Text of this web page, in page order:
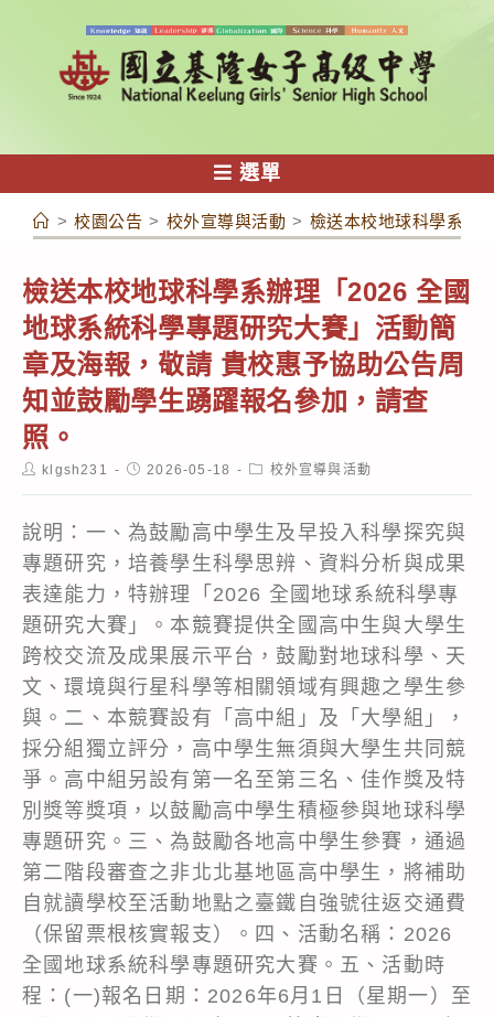
容
選單
> 校園公告 > 校外宣導與活動 > 檢送本校地球科學系辦
檢送本校地球科學系辦理「2026 全國
地球系統科學專題研究大賽」活動簡
章及海報，敬請 貴校惠予協助公告周
知並鼓勵學生踴躍報名參加，請查
照。
Postklgsh231
Post2026-05-18
Post校外宣導與活動
說明：一、為鼓勵高中學生及早投入科學探究與
專題研究，培養學生科學思辨、資料分析與成果
表達能力，特辦理「2026 全國地球系統科學專
題研究大賽」。本競賽提供全國高中生與大學生
跨校交流及成果展示平台，鼓勵對地球科學、天
文、環境與行星科學等相關領域有興趣之學生參
與。二、本競賽設有「高中組」及「大學組」，
採分組獨立評分，高中學生無須與大學生共同競
爭。高中組另設有第一名至第三名、佳作獎及特
別獎等獎項，以鼓勵高中學生積極參與地球科學
專題研究。三、為鼓勵各地高中學生參賽，通過
第二階段審查之非北北基地區高中學生，將補助
自就讀學校至活動地點之臺鐵自強號往返交通費
（保留票根核實報支）。四、活動名稱：2026
全國地球系統科學專題研究大賽。五、活動時
程：(一)報名日期：2026年6月1日（星期一）至